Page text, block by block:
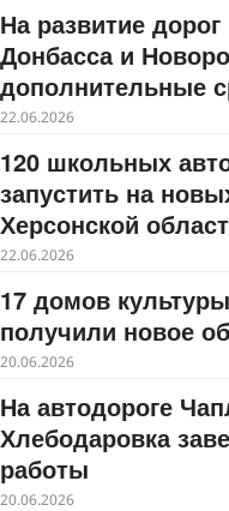
На развитие
Донбасса и
дополнительные
22.06.2026
120 школьных
запустить на
Херсонской
22.06.2026
17 домов
получили новое
20.06.2026
На автодороге
Хлебодаровка
работы
20.06.2026